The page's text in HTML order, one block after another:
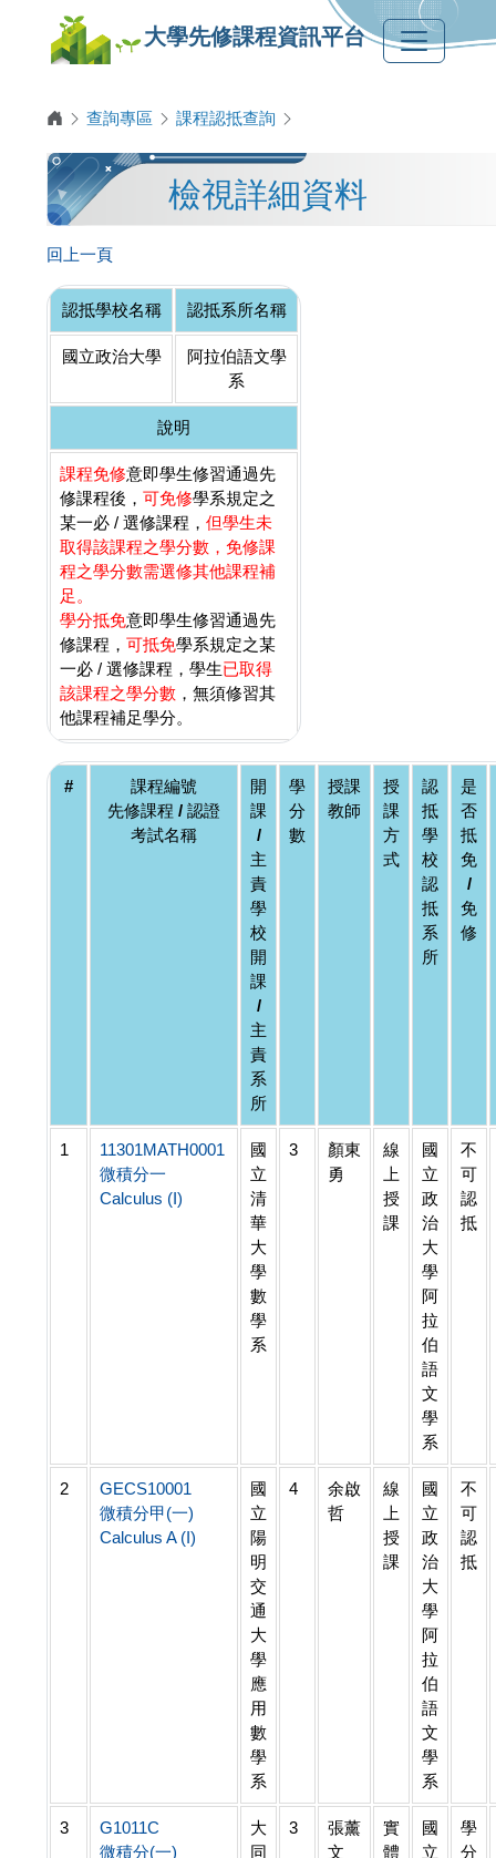
大學先修課程資訊平台
查詢專區 課程認抵查詢
檢視詳細資料
回上一頁
認抵學校名稱 認抵系所名稱
國立政治大學
阿拉伯語文學
系
說明
課程免修意即學生修習通過先
修課程後， 可免修學系規定之
某一必 / 選修課程， 但學生未
取得該課程之學分數，免修課
程之學分數需選修其他課程補
足。
學分抵免意即學生修習通過先
修課程， 可抵免學系規定之某
一必 / 選修課程，學生已取得
該課程之學分數 ，無須修習其
他課程補足學分。
#
課程編號
先修課程 / 認證
考試名稱
開
課
/
主
責
學
校
開
課
/
主
責
系
所
學
分
數
授課
教師
授
課
方
式
認
抵
學
校
認
抵
系
所
是
否
抵
免
/
免
修
1
11301MATH0001
微積分一
Calculus (I)
國
立
清
華
大
學
數
學
系
3
顏東
勇
線
上
授
課
國
立
政
治
大
學
阿
拉
伯
語
文
學
系
不
可
認
抵
2
GECS10001
微積分甲(一)
Calculus A (I)
國
立
陽
明
交
通
大
學
應
用
數
學
系
4
余啟
哲
線
上
授
課
國
立
政
治
大
學
阿
拉
伯
語
文
學
系
不
可
認
抵
3
G1011C
微積分(一)
大
同
3
張薰
文
實
體
國
立
學
分